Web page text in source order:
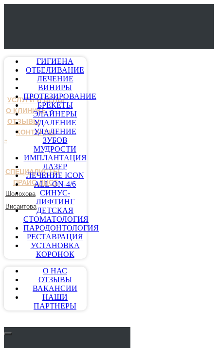
УСЛУГИ И ЦЕНЫ
О КЛИНИКЕ
ОТЗЫВЫ
КОНТАКТЫ
СПЕЦИАЛИСТЫ
ПРАЙС-ЛИСТ
Шолохова
Висаитова
ГИГИЕНА
ОТБЕЛИВАНИЕ
ЛЕЧЕНИЕ
ВИНИРЫ
ПРОТЕЗИРОВАНИЕ
БРЕКЕТЫ
ЭЛАЙНЕРЫ
УДАЛЕНИЕ
УДАЛЕНИЕ
ЗУБОВ
МУДРОСТИ
ИМПЛАНТАЦИЯ
ЛАЗЕР
ЛЕЧЕНИЕ ICON
ALL-ON-4/6
СИНУС-
ЛИФТИНГ
ДЕТСКАЯ
СТОМАТОЛОГИЯ
ПАРОДОНТОЛОГИЯ
РЕСТАВРАЦИЯ
УСТАНОВКА
КОРОНОК
О НАС
ОТЗЫВЫ
ВАКАНСИИ
НАШИ
ПАРТНЕРЫ